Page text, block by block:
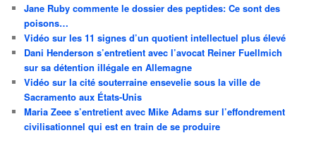
Jane Ruby commente le dossier des peptides: Ce sont des
poisons…
Vidéo sur les 11 signes d’un quotient intellectuel plus élevé
Dani Henderson s’entretient avec l’avocat Reiner Fuellmich
sur sa détention illégale en Allemagne
Vidéo sur la cité souterraine ensevelie sous la ville de
Sacramento aux États-Unis
Maria Zeee s’entretient avec Mike Adams sur l’effondrement
civilisationnel qui est en train de se produire